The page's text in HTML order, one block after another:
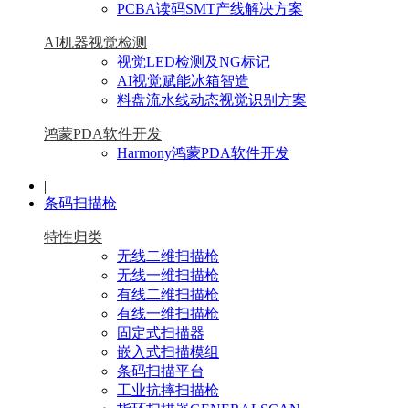
PCBA读码SMT产线解决方案
AI机器视觉检测
视觉LED检测及NG标记
AI视觉赋能冰箱智造
料盘流水线动态视觉识别方案
鸿蒙PDA软件开发
Harmony鸿蒙PDA软件开发
|
条码扫描枪
特性归类
无线二维扫描枪
无线一维扫描枪
有线二维扫描枪
有线一维扫描枪
固定式扫描器
嵌入式扫描模组
条码扫描平台
工业抗摔扫描枪